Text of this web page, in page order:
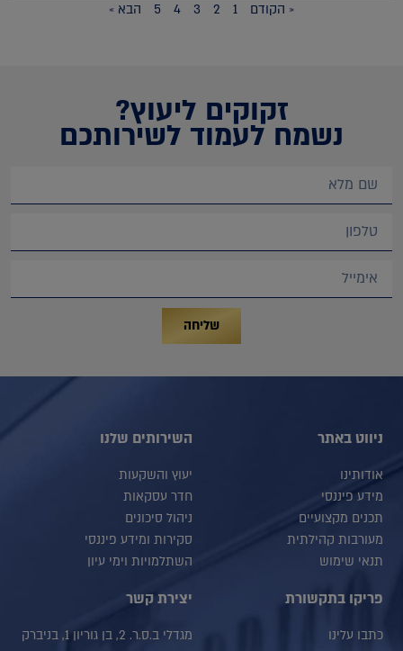
« הקודם 1
2
3
4
5 הבא »
זקוקים ליעוץ?
נשמח לעמוד לשירותכם
שליחה
ניווט באתר
אודותינו
מידע פיננסי
תכנים מקצועיים
מעורבות קהילתית
תנאי שימוש
השירותים שלנו
יעוץ והשקעות
חדר עסקאות
ניהול סיכונים
סקירות ומידע פיננסי
השתלמויות וימי עיון
פריקו בתקשורת
כתבו עלינו
יצירת קשר
מגדלי ב.ס.ר. 2, בן גוריון 1, בניברק